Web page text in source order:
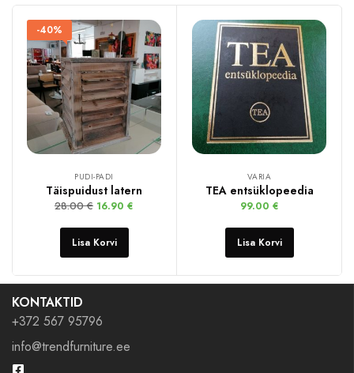
-40%
PUDI-PADI
Täispuidust latern
28.00€ 16.90 €
Lisa Korvi
VARIA
TEA entsüklopeedia
99.00 €
Lisa Korvi
KONTAKTID
+372 567 95796
info@trendfurniture.ee